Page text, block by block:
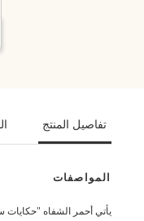
تفاصيل المنتج
المواصفات
يأتي أحمر الشفاه